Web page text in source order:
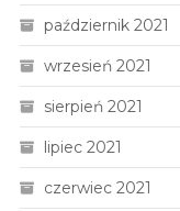
październik 2021
wrzesień 2021
sierpień 2021
lipiec 2021
czerwiec 2021